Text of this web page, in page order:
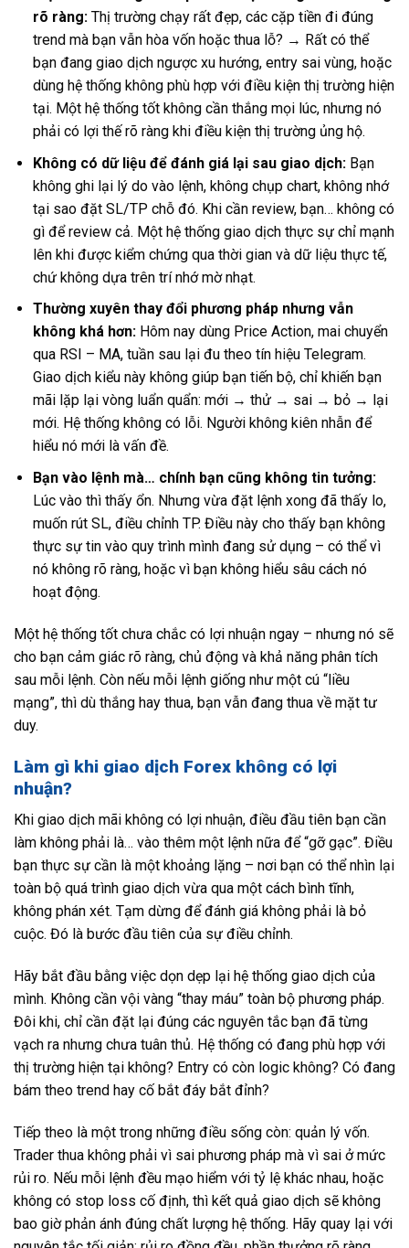
rõ ràng:Thị trường chạy rất đẹp, các cặp tiền đi đúng
trend mà bạn vẫn hòa vốn hoặc thua lỗ? → Rất có thể
bạn đang giao dịch ngược xu hướng, entry sai vùng, hoặc
dùng hệ thống không phù hợp với điều kiện thị trường hiện
tại. Một hệ thống tốt không cần thắng mọi lúc, nhưng nó
phải có lợi thế rõ ràng khi điều kiện thị trường ủng hộ.
Không có dữ liệu để đánh giá lại sau giao dịch:Bạn
không ghi lại lý do vào lệnh, không chụp chart, không nhớ
tại sao đặt SL/TP chỗ đó. Khi cần review, bạn… không có
gì để review cả. Một hệ thống giao dịch thực sự chỉ mạnh
lên khi được kiểm chứng qua thời gian và dữ liệu thực tế,
chứ không dựa trên trí nhớ mờ nhạt.
Thường xuyên thay đổi phương pháp nhưng vẫn
không khá hơn:Hôm nay dùng Price Action, mai chuyển
qua RSI – MA, tuần sau lại đu theo tín hiệu Telegram.
Giao dịch kiểu này không giúp bạn tiến bộ, chỉ khiến bạn
mãi lặp lại vòng luẩn quẩn: mới → thử → sai → bỏ → lại
mới. Hệ thống không có lỗi. Người không kiên nhẫn để
hiểu nó mới là vấn đề.
Bạn vào lệnh mà… chính bạn cũng không tin tưởng:
Lúc vào thì thấy ổn. Nhưng vừa đặt lệnh xong đã thấy lo,
muốn rút SL, điều chỉnh TP. Điều này cho thấy bạn không
thực sự tin vào quy trình mình đang sử dụng – có thể vì
nó không rõ ràng, hoặc vì bạn không hiểu sâu cách nó
hoạt động.
Một hệ thống tốt chưa chắc có lợi nhuận ngay – nhưng nó sẽ
cho bạn cảm giác rõ ràng, chủ động và khả năng phân tích
sau mỗi lệnh. Còn nếu mỗi lệnh giống như một cú “liều
mạng”, thì dù thắng hay thua, bạn vẫn đang thua về mặt tư
duy.
Làm gì khi giao dịch Forex không có lợi
nhuận?
Khi giao dịch mãi không có lợi nhuận, điều đầu tiên bạn cần
làm không phải là… vào thêm một lệnh nữa để “gỡ gạc”. Điều
bạn thực sự cần là một khoảng lặng – nơi bạn có thể nhìn lại
toàn bộ quá trình giao dịch vừa qua một cách bình tĩnh,
không phán xét. Tạm dừng để đánh giá không phải là bỏ
cuộc. Đó là bước đầu tiên của sự điều chỉnh.
Hãy bắt đầu bằng việc dọn dẹp lại hệ thống giao dịch của
mình. Không cần vội vàng “thay máu” toàn bộ phương pháp.
Đôi khi, chỉ cần đặt lại đúng các nguyên tắc bạn đã từng
vạch ra nhưng chưa tuân thủ. Hệ thống có đang phù hợp với
thị trường hiện tại không? Entry có còn logic không? Có đang
bám theo trend hay cố bắt đáy bắt đỉnh?
Tiếp theo là một trong những điều sống còn: quản lý vốn.
Trader thua không phải vì sai phương pháp mà vì sai ở mức
rủi ro. Nếu mỗi lệnh đều mạo hiểm với tỷ lệ khác nhau, hoặc
không có stop loss cố định, thì kết quả giao dịch sẽ không
bao giờ phản ánh đúng chất lượng hệ thống. Hãy quay lại với